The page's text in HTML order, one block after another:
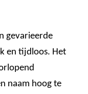
gevarieerde
en tijdloos. Het
naam hoog te